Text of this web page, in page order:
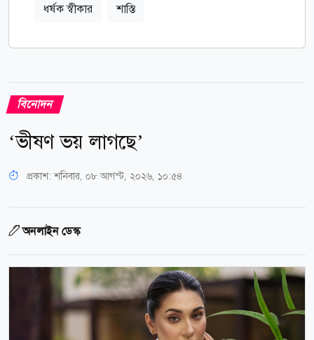
ধর্ষক স্বীকার শাস্তি
বিনোদন
‘ভীষণ ভয় লাগছে’
প্রকাশ:শনিবার, ০৮ আগস্ট, ২০২৬, ১০:৫৪
অনলাইন ডেস্ক